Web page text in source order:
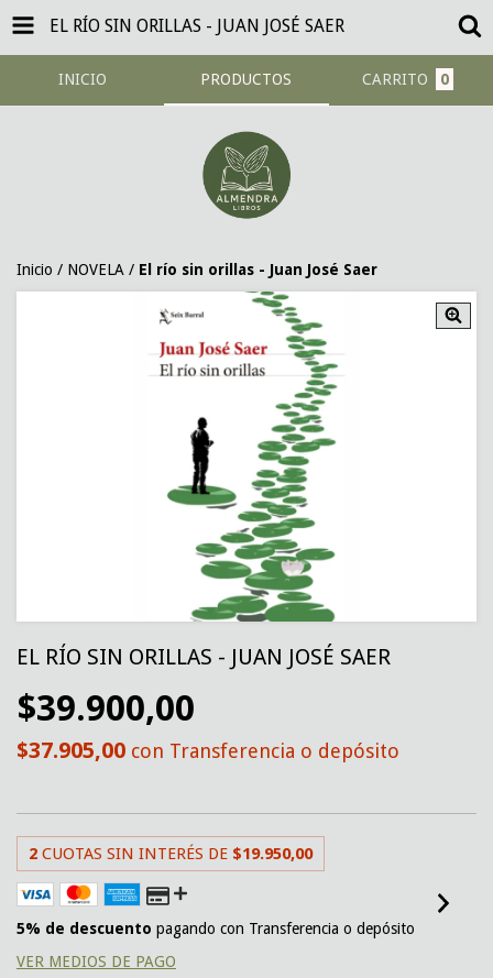
EL RÍO SIN ORILLAS - JUAN JOSÉ SAER
INICIO PRODUCTOS CARRITO 0
Inicio / NOVELA / El río sin orillas - Juan José Saer
EL RÍO SIN ORILLAS - JUAN JOSÉ SAER
$39.900,00
$37.905,00 con Transferencia o depósito
2 CUOTAS SIN INTERÉS DE $19.950,00
5% de descuento pagando con Transferencia o depósito
VER MEDIOS DE PAGO